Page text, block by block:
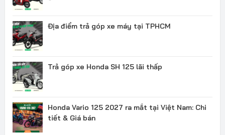
Địa điểm trả góp xe máy tại TPHCM
Trả góp xe Honda SH 125 lãi thấp
Honda Vario 125 2027 ra mắt tại Việt Nam: Chi
tiết & Giá bán